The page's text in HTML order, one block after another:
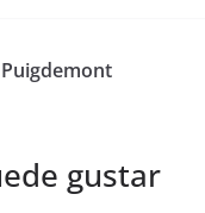
gustar